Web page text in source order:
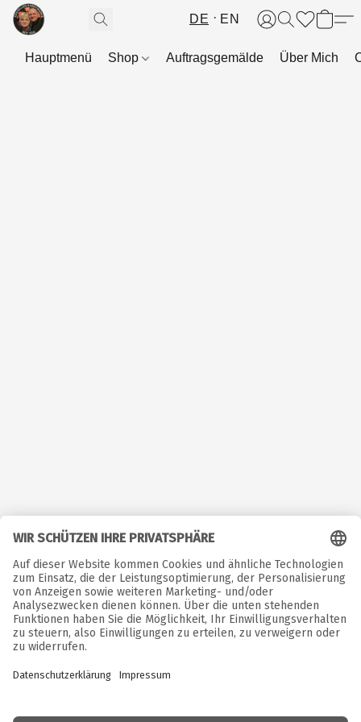
DE EN
Hauptmenü Shop Auftragsgemälde Über Mich